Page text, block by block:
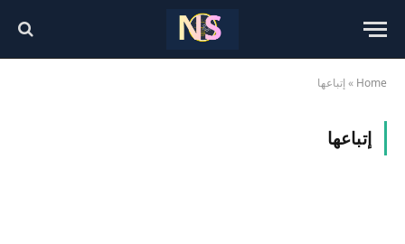
Home
» إتباعها
إتباعها